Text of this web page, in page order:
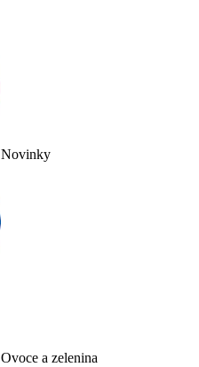
Novinky
Ovoce a zelenina